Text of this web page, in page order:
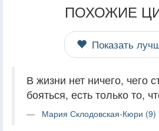
ПОХОЖИЕ
Показать
В жизни нет ничего, чего
бояться, есть только то,
Мария Склодовская-Кюри (9)